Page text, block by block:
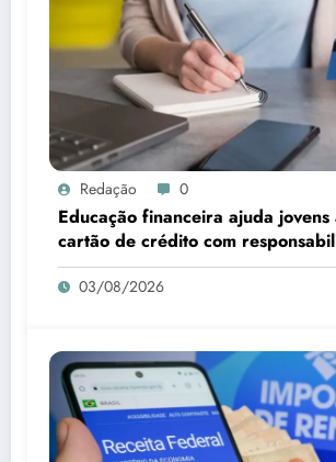
Redação 0
Educação financeira ajuda jovens
cartão de crédito com
03/08/2026